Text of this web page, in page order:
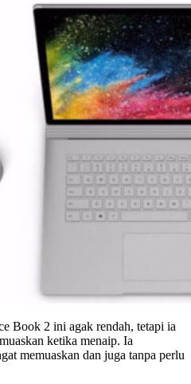
Book 2 ini agak rendah, tetapi ia
ketika menaip. Ia
memuaskan dan juga tanpa perlu